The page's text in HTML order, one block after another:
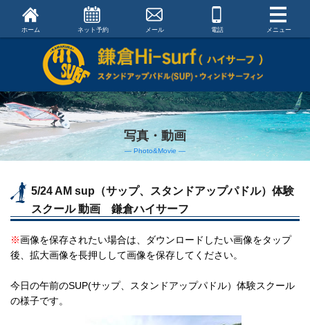
ホーム ネット予約 メール 電話 メニュー
写真・動画
― Photo&Movie ―
5/24 AM sup（サップ、スタンドアップパドル）体験
スクール 動画 鎌倉ハイサーフ
※画像を保存されたい場合は、ダウンロードしたい画像をタップ
後、拡大画像を長押しして画像を保存してください。
今日の午前のSUP(サップ、スタンドアップパドル）体験スクール
の様子です。